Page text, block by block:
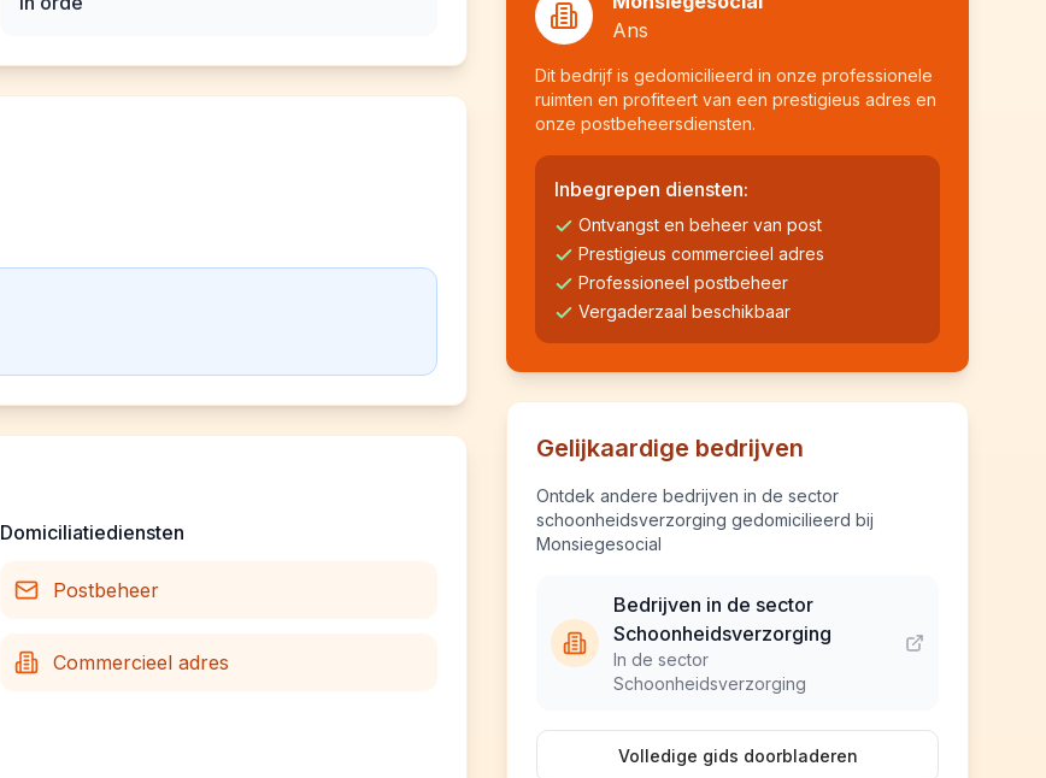
Domiciliatiediensten
Postbeheer
Commercieel adres
Ans
Dit bedrijf is gedomicilieerd in onze professionele
ruimten en profiteert van een prestigieus adres en
onze postbeheersdiensten.
Inbegrepen diensten:
Ontvangst en beheer van post
Prestigieus commercieel adres
Professioneel postbeheer
Vergaderzaal beschikbaar
Gelijkaardige bedrijven
Ontdek andere bedrijven in de sector
schoonheidsverzorging gedomicilieerd bij
Monsiegesocial
Bedrijven in de sector
Schoonheidsverzorging
In de sector
Schoonheidsverzorging
Volledige gids doorbladeren